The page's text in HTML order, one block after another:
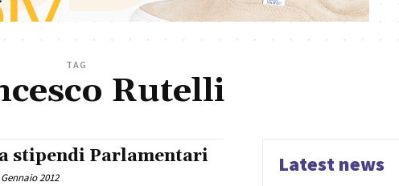
TAG
Rutelli
stipendi Parlamentari
2012
Latest news